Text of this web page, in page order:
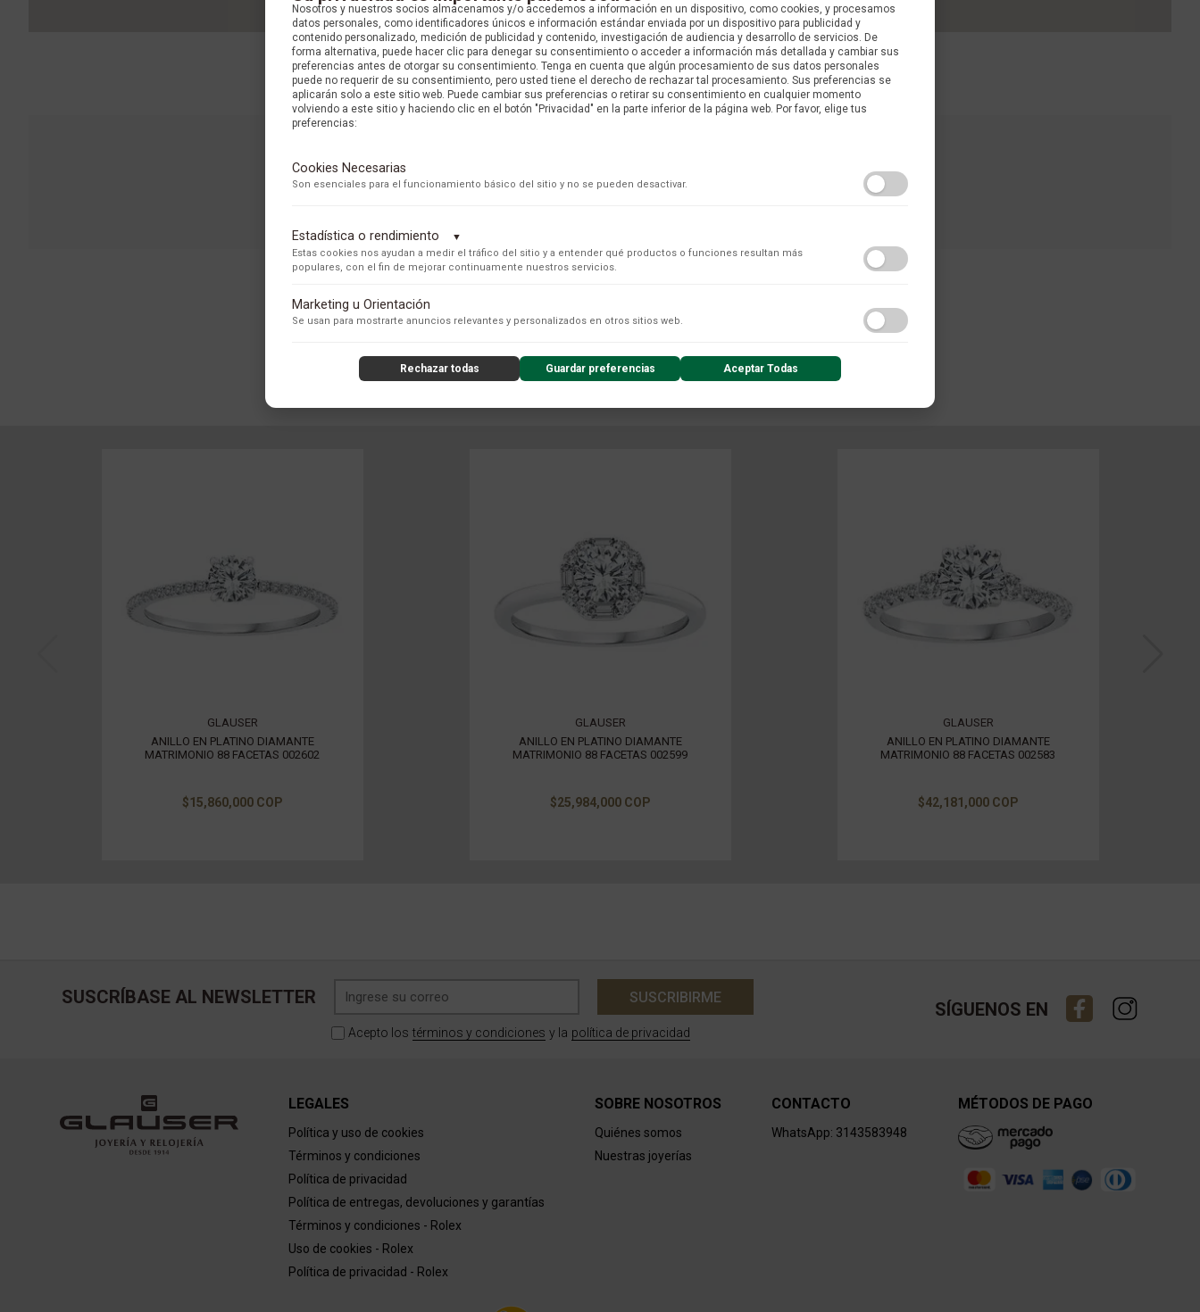
COLECCIÓN
GLAUSER
ANILLO EN PLATINO DIAMANTE
MATRIMONIO 88 FACETAS 002602
$15,860,000 COP
GLAUSER
ANILLO EN PLATINO DIAMANTE
MATRIMONIO 88 FACETAS 002599
$25,984,000 COP
GLAUSER
ANILLO EN PLATINO DIAMANTE
MATRIMONIO 88 FACETAS 002583
$42,181,000 COP
SUSCRÍBASE AL NEWSLETTER SUSCRIBIRME
Acepto los términos y condiciones y la política de privacidad
SÍGUENOS EN
LEGALES
Política y uso de cookies
Términos y condiciones
Política de privacidad
Política de entregas, devoluciones y garantías
Términos y condiciones - Rolex
Uso de cookies - Rolex
Política de privacidad - Rolex
SOBRE NOSOTROS
Quiénes somos
Nuestras joyerías
CONTACTO
WhatsApp: 3143583948
MÉTODOS DE PAGO
Nosotros y nuestros socios almacenamos y/o accedemos a información en un dispositivo, como cookies, y procesamos
datos personales, como identificadores únicos e información estándar enviada por un dispositivo para publicidad y
contenido personalizado, medición de publicidad y contenido, investigación de audiencia y desarrollo de servicios. De
forma alternativa, puede hacer clic para denegar su consentimiento o acceder a información más detallada y cambiar sus
preferencias antes de otorgar su consentimiento. Tenga en cuenta que algún procesamiento de sus datos personales
puede no requerir de su consentimiento, pero usted tiene el derecho de rechazar tal procesamiento. Sus preferencias se
aplicarán solo a este sitio web. Puede cambiar sus preferencias o retirar su consentimiento en cualquier momento
volviendo a este sitio y haciendo clic en el botón "Privacidad" en la parte inferior de la página web. Por favor, elige tus
preferencias:
Cookies Necesarias
Son esenciales para el funcionamiento básico del sitio y no se pueden desactivar.
Estadística o rendimiento ▼
Estas cookies nos ayudan a medir el tráfico del sitio y a entender qué productos o funciones resultan más
populares, con el fin de mejorar continuamente nuestros servicios.
Adobe Analytics
Utilizamos Adobe Analytics para recopilar datos de uso anónimos, lo que nos permite analizar el rendimiento de nuestro contenido y las interacciones de
los usuarios.
ContentSquare
con exclusión de datos sensibles) y análisis de formularios.
Marketing u Orientación
Se usan para mostrarte anuncios relevantes y personalizados en otros sitios web.
Rechazar todas Guardar preferencias Aceptar Todas